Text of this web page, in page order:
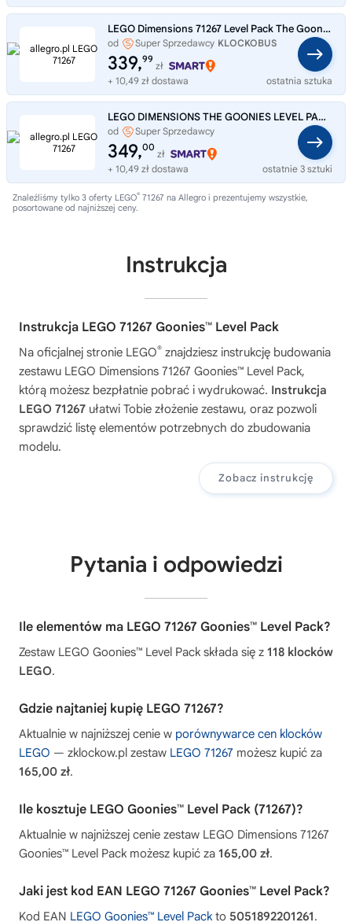
LEGO Dimensions 71267 Level Pack The Goonies
od Super Sprzedawcy KLOCKOBUS
339,99
zł
+ 10,49 zł dostawa
ostatnia sztuka
LEGO DIMENSIONS THE GOONIES LEVEL PACK 71267
od
Super Sprzedawcy
ONES_SWIATKONSOL
349,00
zł
+ 10,49 zł dostawa
ostatnie 3 sztuki
Znaleźliśmy tylko 3 oferty LEGO® 71267 na Allegro i prezentujemy wszystkie,
posortowane od najniższej ceny.
Instrukcja
Instrukcja LEGO 71267 Goonies™ Level Pack
Na oficjalnej stronie LEGO® znajdziesz instrukcję budowania
zestawu LEGO Dimensions 71267 Goonies™ Level Pack,
którą możesz bezpłatnie pobrać i wydrukować. Instrukcja
LEGO 71267 ułatwi Tobie złożenie zestawu, oraz pozwoli
sprawdzić listę elementów potrzebnych do zbudowania
modelu.
Zobacz instrukcję
Pytania i odpowiedzi
Ile elementów ma LEGO 71267 Goonies™ Level Pack?
Zestaw LEGO Goonies™ Level Pack składa się z 118 klocków
LEGO.
Gdzie najtaniej kupię LEGO 71267?
Aktualnie w najniższej cenie w porównywarce cen klocków
LEGO — zklockow.pl zestaw LEGO 71267 możesz kupić za
165,00 zł.
Ile kosztuje LEGO Goonies™ Level Pack (71267)?
Aktualnie w najniższej cenie zestaw LEGO Dimensions 71267
Goonies™ Level Pack możesz kupić za 165,00 zł.
Jaki jest kod EAN LEGO 71267 Goonies™ Level Pack?
Kod EAN LEGO Goonies™ Level Pack to 5051892201261.